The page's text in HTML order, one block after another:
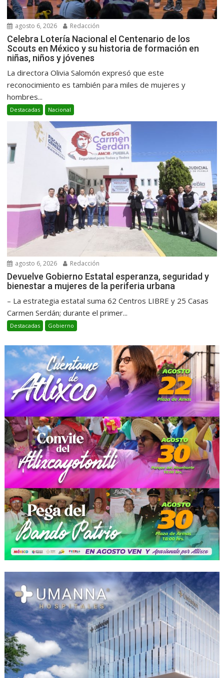
agosto 6, 2026 Redacción
Celebra Lotería Nacional el Centenario de los
Scouts en México y su historia de formación en
niñas, niños y jóvenes
La directora Olivia Salomón expresó que este
reconocimiento es también para miles de mujeres y
hombres...
Destacadas Nacional
agosto 6, 2026 Redacción
Devuelve Gobierno Estatal esperanza, seguridad y
bienestar a mujeres de la periferia urbana
– La estrategia estatal suma 62 Centros LIBRE y 25 Casas
Carmen Serdán; durante el primer...
Destacadas Gobierno